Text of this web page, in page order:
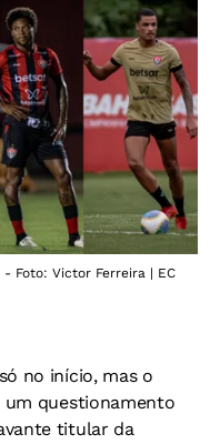
Foto: Victor Ferreira | EC
no início, mas o
questionamento
titular da